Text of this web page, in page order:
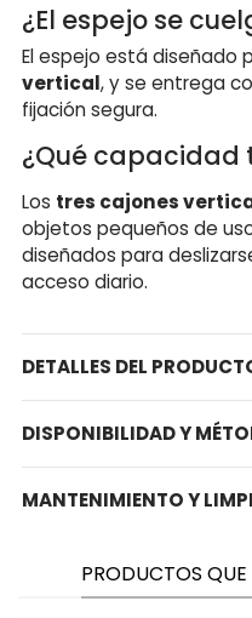
¿El espejo se
El espejo está diseñado
vertical, y se entrega
fijación segura.
¿Qué capacidad
Los tres cajones
objetos pequeños de
diseñados para
acceso diario.
DETALLES DEL
DISPONIBILIDAD Y
MANTENIMIENTO Y
PRODUCTOS QUE